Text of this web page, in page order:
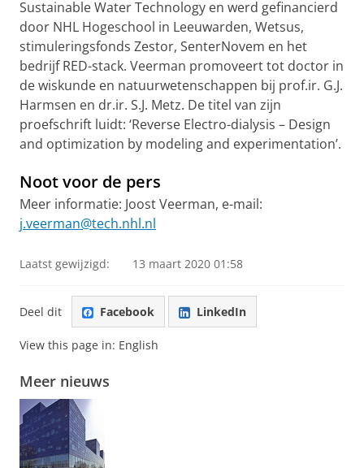
Sustainable Water Technology en werd gefinancierd
door NHL Hogeschool in Leeuwarden, Wetsus,
stimuleringsfonds Zestor, SenterNovem en het
bedrijf RED-stack. Veerman promoveert tot doctor in
de wiskunde en natuurwetenschappen bij prof.ir. G.J.
Harmsen en dr.ir. S.J. Metz. De titel van zijn
proefschrift luidt: ‘Reverse Electro-dialysis – Design
and optimization by modeling and experimentation’.
Noot voor de pers
Meer informatie: Joost Veerman, e-mail:
j.veerman@tech.nhl.nl
Laatst gewijzigd: 13 maart 2020 01:58
Deel dit Facebook LinkedIn
View this page in: English
Meer nieuws